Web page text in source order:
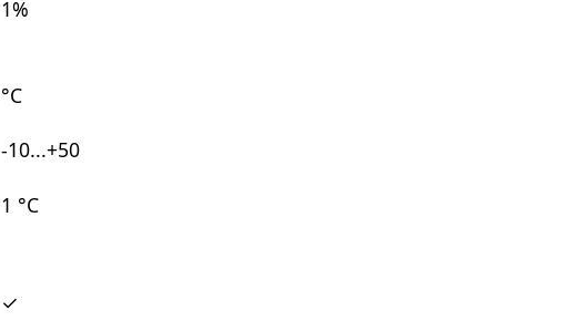
1%
°C
-10...+50
1 °C
✓